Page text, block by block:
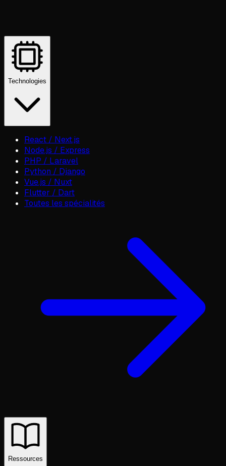
Technologies
React / Next.js
Node.js / Express
PHP / Laravel
Python / Django
Vue.js / Nuxt
Flutter / Dart
Toutes les spécialités
Ressources